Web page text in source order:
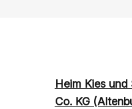
Heim Kies und
Co. KG